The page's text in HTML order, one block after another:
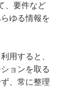
、要件など
ゆる情報を
用すると、
ョンを取る
、常に整理